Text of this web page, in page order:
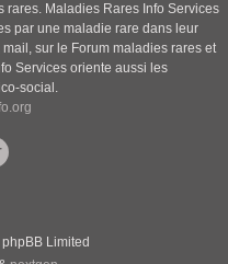
rares. Maladies Rares Info Services
par une maladie rare dans leur
sur le Forum maladies rares et
Services oriente aussi les
social.
Limited